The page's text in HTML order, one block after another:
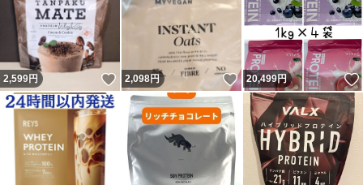
2,599円 いいね！
2,098円 いいね！
20,499円